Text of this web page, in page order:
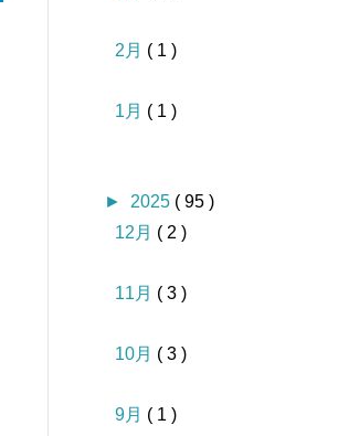
2月 ( 1 )
1月 ( 1 )
► 2025 ( 95 )
12月 ( 2 )
11月 ( 3 )
10月 ( 3 )
9月 ( 1 )